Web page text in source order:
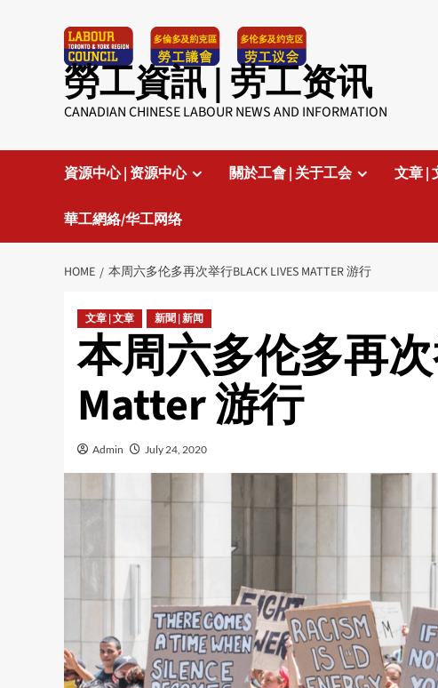
勞工資訊 | 劳工资讯
CANADIAN CHINESE LABOUR NEWS AND INFORMATION
資源中心 | 资源中心 關於工會 | 关于工会 文章 |
華工網絡/华工网络
HOME 本周六多伦多再次举行BLACK LIVES MATTER 游行
文章 | 文章 新聞 | 新闻
本周六多伦多再
Matter 游行
Admin July 24, 2020